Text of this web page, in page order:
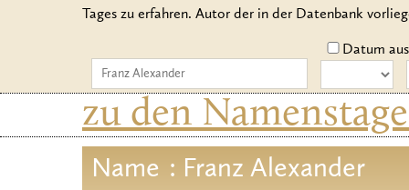
Tages zu erfahren. Autor der in der Datenbank
Datum
zu den
Name : Franz Alexander